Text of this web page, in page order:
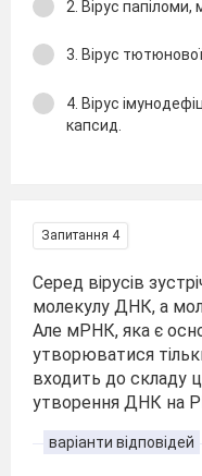
2. Вірус
3. Вірус
4. Вірус
капсид.
Запитання 4
Серед вірусів
молекулу ДНК, а
Але мРНК, яка є
утворюватися
входить до складу
утворення ДНК на
варіанти відповідей